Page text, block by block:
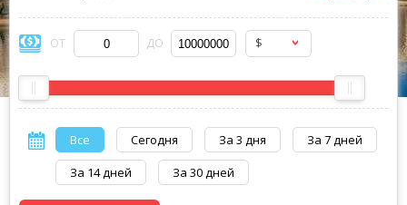
ОТ ДО $
Все Сегодня За 3 дня
За 7 дней
За 14 дней
За 30 дней